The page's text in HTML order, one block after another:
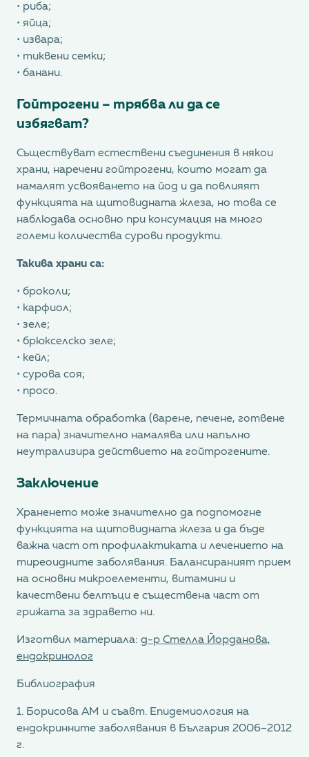
• риба;
• яйца;
• извара;
• тиквени семки;
• банани.
Гойтрогени – трябва ли да се
избягват?
Съществуват естествени съединения в някои
храни, наречени гойтрогени, които могат да
намалят усвояването на йод и да повлияят
функцията на щитовидната жлеза, но това се
наблюдава основно при консумация на много
големи количества сурови продукти.
Такива храни са:
• броколи;
• карфиол;
• зеле;
• брюкселско зеле;
• кейл;
• сурова соя;
• просо.
Термичната обработка (варене, печене, готвене
на пара) значително намалява или напълно
неутрализира действието на гойтрогените.
Заключение
Храненето може значително да подпомогне
функцията на щитовидната жлеза и да бъде
важна част от профилактиката и лечението на
тиреоидните заболявания. Балансираният прием
на основни микроелементи, витамини и
качествени белтъци е съществена част от
грижата за здравето ни.
Изготвил материала: д-р Стелла Йорданова,
ендокринолог
Библиография
1. Борисова АМ и съавт. Епидемиология на
ендокринните заболявания в България 2006–2012
г.